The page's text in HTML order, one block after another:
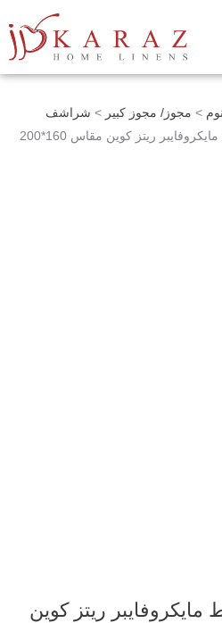
> مجوز/ مجوز كبير > شراشف
> طقم شرشف مطاط مايكروفايبر ريتز كوين مقاس 160*200
ريتز كوين